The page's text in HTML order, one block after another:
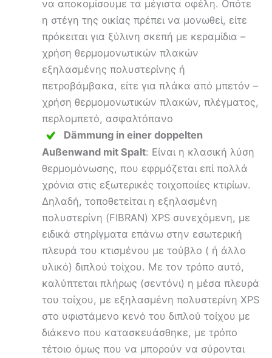
να αποκομίσουμε τα μέγιστα οφέλη. Οπότε
η στέγη της οικίας πρέπει να μονωθεί, είτε
πρόκειται για ξύλινη σκεπή με κεραμίδια –
χρήση θερμομονωτικών πλακών
εξηλασμένης πολυστερίνης ή
πετροβάμβακα, είτε για πλάκα από μπετόν –
χρήση θερμομονωτικών πλακών, πλέγματος,
περλομπετό, ασφαλτόπανο
Dämmung in einer doppelten
Außenwand mit Spalt: Είναι η κλασική λύση
θερμομόνωσης, που εφρμόζεται επί πολλά
χρόνια στις εξωτερικές τοιχοποιίες κτιρίων.
Δηλαδή, τοποθετείται η εξηλασμένη
πολυστερίνη (FIBRAN) XPS συνεχόμενη, με
ειδικά στηρίγματα επάνω στην εσωτερική
πλευρά του κτισμένου με τούβλο ( ή άλλο
υλικό) διπλού τοίχου. Με τον τρόπο αυτό,
καλύπτεται πλήρως (σεντόνι) η μέσα πλευρά
του τοίχου, με εξηλασμένη πολυστερίνη XPS
στο υφιστάμενο κενό του διπλού τοίχου με
διάκενο που κατασκευάσθηκε, με τρόπο
τέτοιο όμως που να μπορούν να σύρονται